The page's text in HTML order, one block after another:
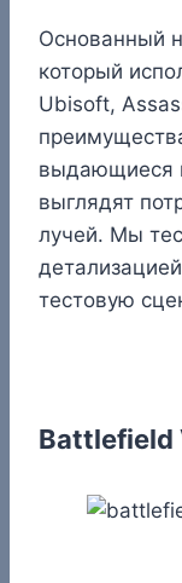
Основанный
который
Ubisoft,
выдающиеся
выглядят
лучей. Мы
тестовую
Battlefield